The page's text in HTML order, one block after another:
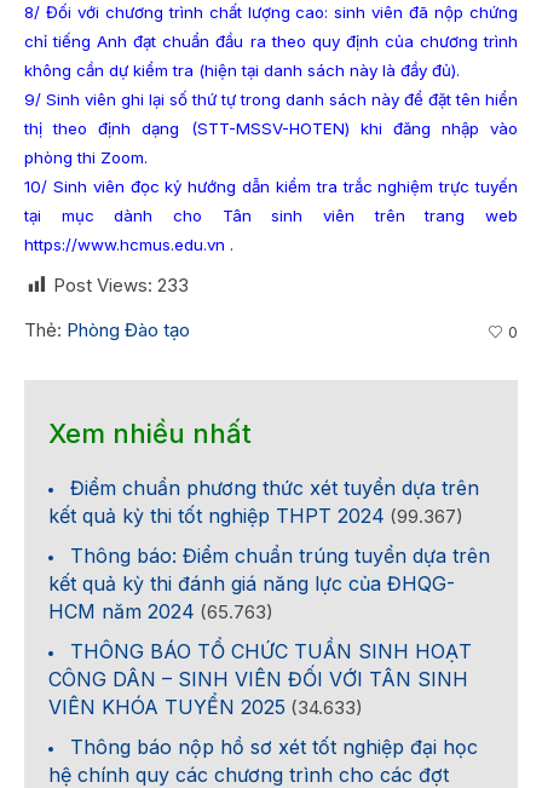
8/ Đối với chương trình chất lượng cao: sinh viên đã nộp chứng
chỉ tiếng Anh đạt chuẩn đầu ra theo quy định của chương trình
không cần dự kiểm tra (hiện tại danh sách này là đầy đủ).
9/ Sinh viên ghi lại số thứ tự trong danh sách này để đặt tên hiển
thị theo định dạng (STT-MSSV-HOTEN) khi đăng nhập vào
phòng thi Zoom.
10/ Sinh viên đọc kỷ hướng dẫn kiểm tra trắc nghiệm trực tuyến
tại mục dành cho Tân sinh viên trên trang web
https://www.hcmus.edu.vn .
Post Views: 233
Thẻ: Phòng Đào tạo 0
Xem nhiều nhất
Điểm chuẩn phương thức xét tuyển dựa trên
kết quả kỳ thi tốt nghiệp THPT 2024 (99.367)
Thông báo: Điểm chuẩn trúng tuyển dựa trên
kết quả kỳ thi đánh giá năng lực của ĐHQG-
HCM năm 2024 (65.763)
THÔNG BÁO TỔ CHỨC TUẦN SINH HOẠT
CÔNG DÂN – SINH VIÊN ĐỐI VỚI TÂN SINH
VIÊN KHÓA TUYỂN 2025 (34.633)
Thông báo nộp hồ sơ xét tốt nghiệp đại học
hệ chính quy các chương trình cho các đợt